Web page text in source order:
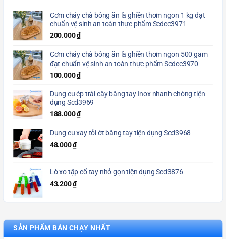
Cơm cháy chà bông ăn là ghiền thơm ngon 1 kg đạt
chuẩn vệ sinh an toàn thực phẩm Scdcc3971
200.000₫
Cơm cháy chà bông ăn là ghiền thơm ngon 500 gam
đạt chuẩn vệ sinh an toàn thực phẩm Scdcc3970
100.000₫
Dụng cụ ép trái cây bằng tay Inox nhanh chóng tiện
dụng Scd3969
188.000₫
Dụng cụ xay tỏi ớt bằng tay tiện dụng Scd3968
48.000₫
Lò xo tập cổ tay nhỏ gọn tiện dụng Scd3876
43.200₫
SẢN PHẨM BÁN CHẠY NHẤT